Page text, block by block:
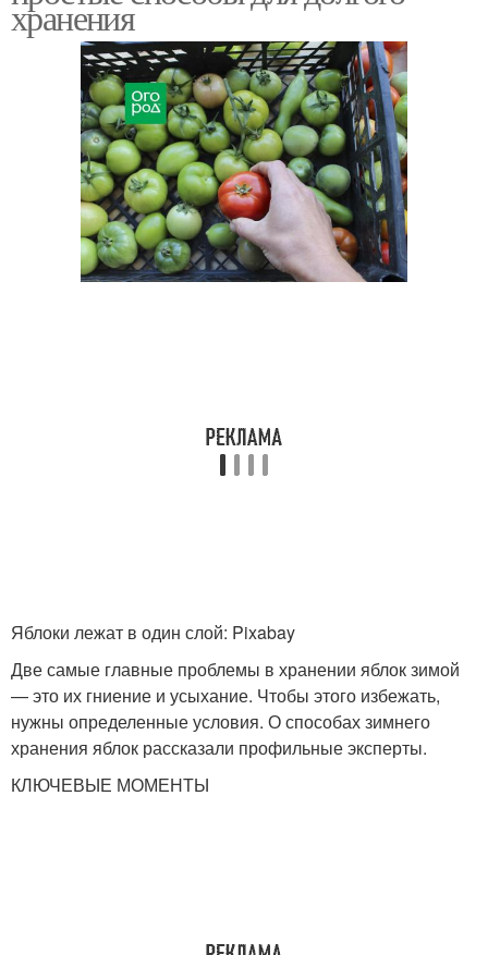
Мускатные тыквы Тыквы для сока
Тыква для
приготовления
Зеленая тыква
Бенс с тыквой Манго из тыквы
Цукаты из тыквы
хранения
Яблоки лежат в один слой: Pixabay
Две самые главные проблемы в хранении яблок зимой
— это их гниение и усыхание. Чтобы этого избежать,
нужны определенные условия. О способах зимнего
хранения яблок рассказали профильные эксперты.
КЛЮЧЕВЫЕ МОМЕНТЫ